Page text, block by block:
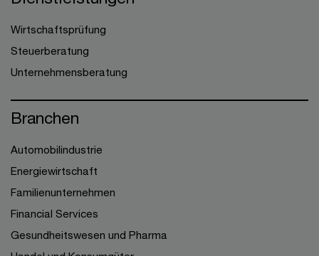
Wirtschaftsprüfung
Steuerberatung
Unternehmensberatung
Branchen
Automobilindustrie
Energiewirtschaft
Familienunternehmen
Financial Services
Gesundheitswesen und Pharma